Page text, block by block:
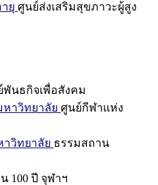
ยุ ศูนย์ส่งเสริมสุขภาวะผู้สูง
พันธกิจเพื่อสังคม
าวิทยาลัย ศูนย์กีฬาแห่ง
วิทยาลัย ธรรมสถาน
100 ปี จุฬาฯ